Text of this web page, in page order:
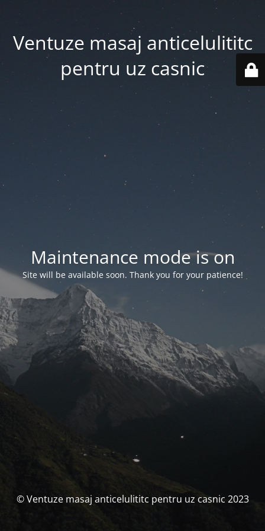
Ventuze masaj anticelulititc
pentru uz casnic
Maintenance mode is on
Site will be available soon. Thank you for your patience!
© Ventuze masaj anticelulititc pentru uz casnic 2023